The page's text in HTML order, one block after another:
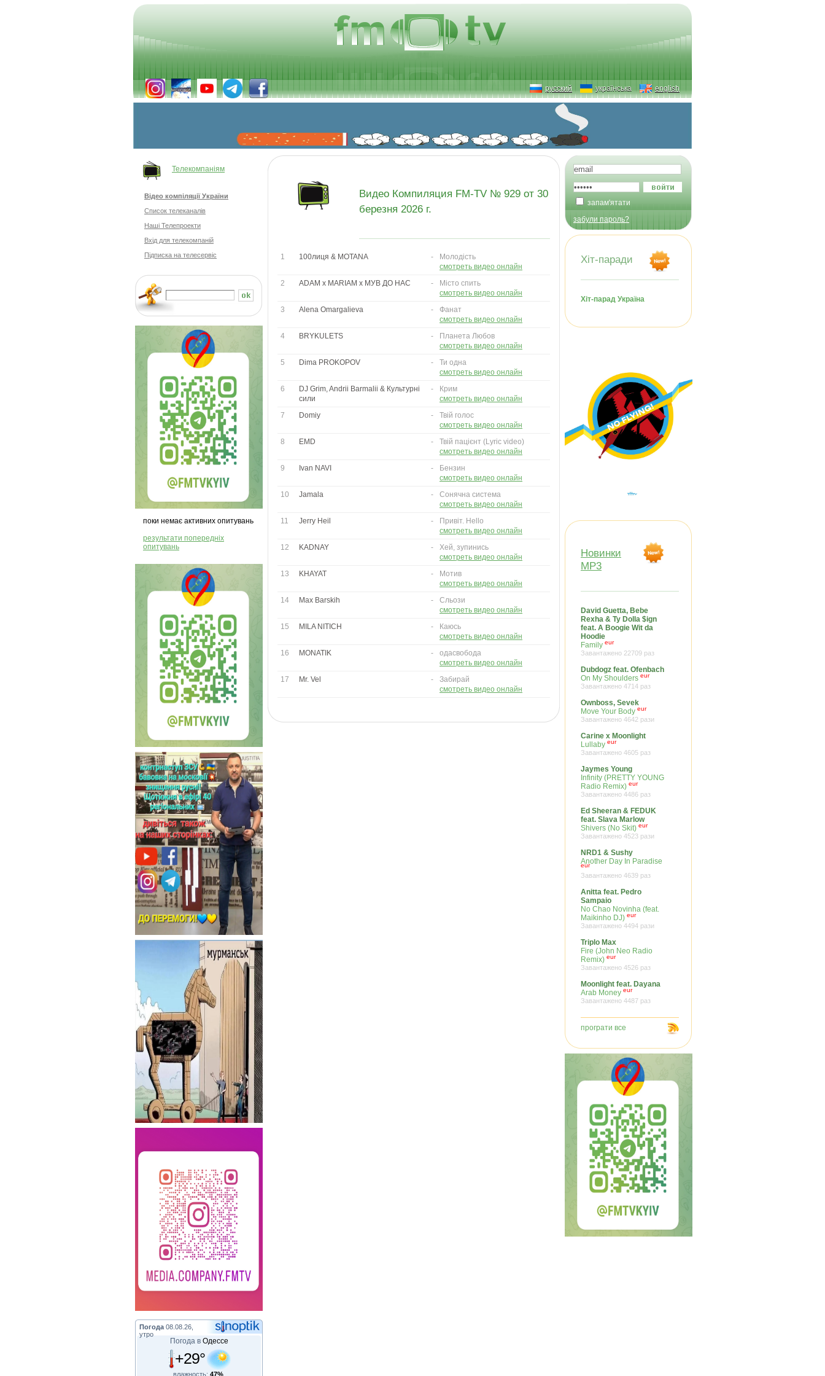
русский українська english
Телекомпаніям
Відео компіляції України
Список телеканалів
Наші Телепроекти
Вхід для телекомпаній
Підписка на телесервіс
поки немає активних опитувань
результати попередніх
опитувань
Погода 08.08.26,
утро
Погода в Одессе
+29°
влажность: 47%
Видео Компиляция FM-TV № 929 от 30
березня 2026 г.
1 100лиця & MOTANA -
Молодість
смотреть видео онлайн
2
ADAM x MARIAM x МУВ ДО НАС -
Місто спить
смотреть видео онлайн
3
Alena Omargalieva -
Фанат
смотреть видео онлайн
4
BRYKULETS -
Планета Любов
смотреть видео онлайн
5
Dima PROKOPOV -
Ти одна
смотреть видео онлайн
6
DJ Grim, Andrii Barmalii & Культурні
сили
-
Крим
смотреть видео онлайн
7
Domiy -
Твій голос
смотреть видео онлайн
8
EMD -
Твій пацієнт (Lyric video)
смотреть видео онлайн
9
Ivan NAVI -
Бензин
смотреть видео онлайн
10
Jamala -
Сонячна система
смотреть видео онлайн
11
Jerry Heil -
Привіт. Hello
смотреть видео онлайн
12
KADNAY -
Хей, зупинись
смотреть видео онлайн
13
KHAYAT -
Мотив
смотреть видео онлайн
14
Max Barskih -
Сльози
смотреть видео онлайн
15
MILA NITICH -
Каюсь
смотреть видео онлайн
16
MONATIK -
одасвобода
смотреть видео онлайн
17
Mr. Vel -
Забирай
смотреть видео онлайн
запам'ятати
забули пароль?
Хіт-паради
Хіт-парад Україна
Новинки
MP3
David Guetta, Bebe
Rexha & Ty Dolla $ign
feat. A Boogie Wit da
Hoodie
Family eur
Завантажено 22709 раз
Dubdogz feat. Ofenbach
On My Shoulders eur
Завантажено 4714 раз
Ownboss, Sevek
Move Your Body eur
Завантажено 4642 рази
Carine x Moonlight
Lullaby eur
Завантажено 4605 раз
Jaymes Young
Infinity (PRETTY YOUNG
Radio Remix) eur
Завантажено 4486 раз
Ed Sheeran & FEDUK
feat. Slava Marlow
Shivers (No Skit) eur
Завантажено 4523 рази
NRD1 & Sushy
Another Day In Paradise
eur
Завантажено 4639 раз
Anitta feat. Pedro
Sampaio
No Chao Novinha (feat.
Maikinho DJ) eur
Завантажено 4494 рази
Triplo Max
Fire (John Neo Radio
Remix) eur
Завантажено 4526 раз
Moonlight feat. Dayana
Arab Money eur
Завантажено 4487 раз
програти все